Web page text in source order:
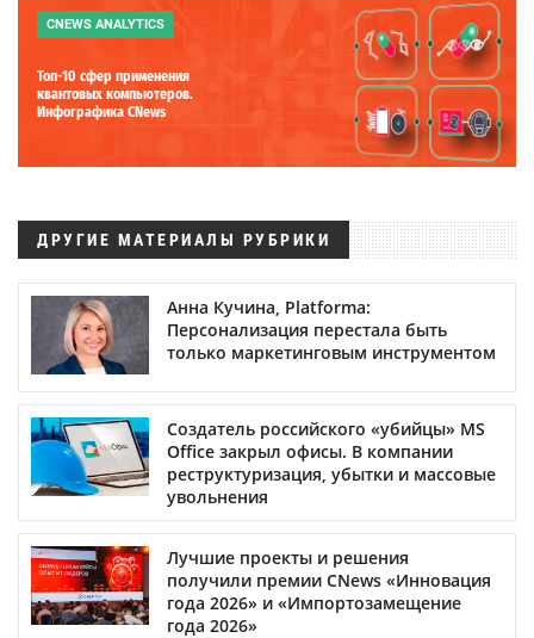
CNEWS ANALYTICS
Топ-10 сфер применения
квантовых компьютеров.
Инфографика CNews
ДРУГИЕ МАТЕРИАЛЫ РУБРИКИ
Анна Кучина, Platforma:
Персонализация перестала быть
только маркетинговым инструментом
Создатель российского «убийцы» MS
Office закрыл офисы. В компании
реструктуризация, убытки и массовые
увольнения
Лучшие проекты и решения
получили премии CNews «Инновация
года 2026» и «Импортозамещение
года 2026»